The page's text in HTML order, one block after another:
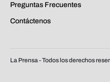
Preguntas Frecuentes
Contáctenos
La Prensa - Todos los derechos